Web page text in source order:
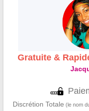
Gratuite &
Discrétion Totale (le nom